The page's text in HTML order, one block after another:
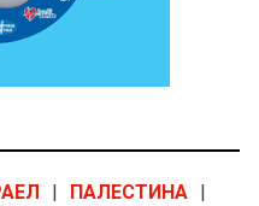
ПАЛЕСТИНА